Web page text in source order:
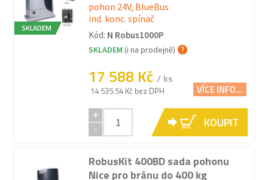
SKLADEM
pohon 24V, BlueBus
ind. konc. spínač
Kód: N Robus1000P
SKLADEM (i na prodejně)
17 588 Kč / ks
14 535.54 Kč bez DPH VÍCE INFO...
+
-
KOUPIT
RobusKit 400BD sada pohonu
Nice pro bránu do 400 kg